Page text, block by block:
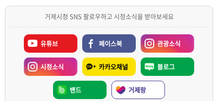
거제시청 SNS 팔로우하고 시정소식을 받아보세요
유튜브 페이스북 관광소식
시정소식 카카오채널 블로그
밴드 거제랑